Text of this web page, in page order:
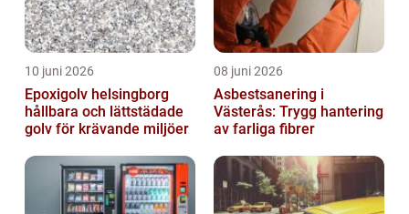
10 juni 2026
Epoxigolv helsingborg
hållbara och lättstädade
golv för krävande miljöer
08 juni 2026
Asbestsanering i
Västerås: Trygg hantering
av farliga fibrer